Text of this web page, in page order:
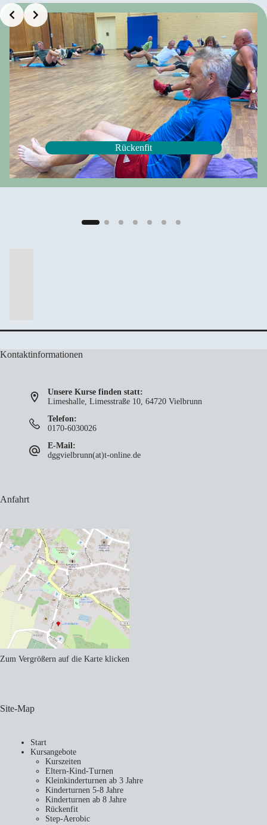
Rückenfit
Kontaktinformationen
Unsere Kurse finden statt:
Limeshalle, Limesstraße 10, 64720 Vielbrunn
Telefon:
0170-6030026
E-Mail:
dggvielbrunn(at)t-online.de
Anfahrt
Zum Vergrößern auf die Karte klicken
Site-Map
Start
Kursangebote
Kurszeiten
Eltern-Kind-Turnen
Kleinkinderturnen ab 3 Jahre
Kinderturnen 5-8 Jahre
Kinderturnen ab 8 Jahre
Rückenfit
Step-Aerobic